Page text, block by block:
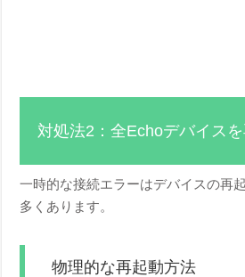
対処法2：全Echoデバイス
一時的な接続エラーはデバイスの再
多くあります。
物理的な再起動方法